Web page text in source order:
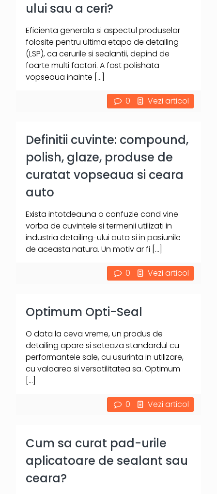
ului sau a ceri?
Eficienta generala si aspectul produselor
folosite pentru ultima etapa de detailing
(LSP), ca cerurile si sealantii, depind de
foarte multi factori. A fost polishata
vopseaua inainte […]
0 Vezi articol
Definitii cuvinte: compound,
polish, glaze, produse de
curatat vopseaua si ceara
auto
Exista intotdeauna o confuzie cand vine
vorba de cuvintele si termenii utilizati in
industria detailing-ului auto si in pasiunile
de aceasta natura. Un motiv ar fi […]
0 Vezi articol
Optimum Opti-Seal
O data la ceva vreme, un produs de
detailing apare si seteaza standardul cu
performantele sale, cu usurinta in utilizare,
cu valoarea si versatilitatea sa. Optimum
[…]
0 Vezi articol
Cum sa curat pad-urile
aplicatoare de sealant sau
ceara?